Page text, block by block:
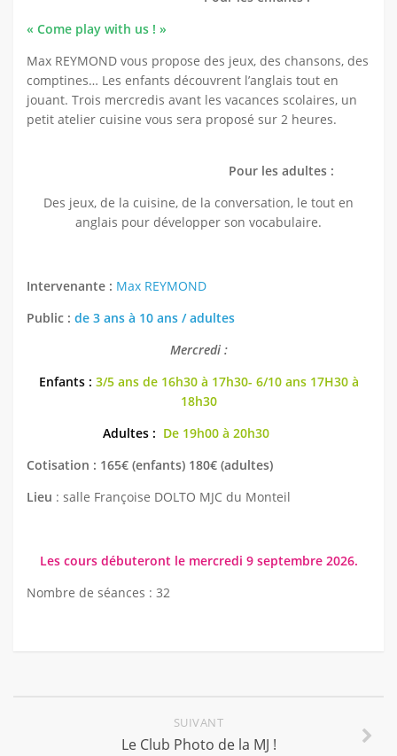
DANSE
MANUELLES
MUSICALES
SPORTIVES
Jeunesse
Notre Fonctionnement
Contact
« Come play with us ! »
Max REYMOND vous propose des jeux, des chansons, des
comptines… Les enfants découvrent l’anglais tout en
jouant. Trois mercredis avant les vacances scolaires, un
petit atelier cuisine vous sera proposé sur 2 heures.
Pour les adultes :
Des jeux, de la cuisine, de la conversation, le tout en
anglais pour développer son vocabulaire.
Intervenante : Max REYMOND
Public : de 3 ans à 10 ans / adultes
Mercredi :
Enfants : 3/5 ans de 16h30 à 17h30- 6/10 ans 17H30 à
18h30
Adultes : De 19h00 à 20h30
Cotisation : 165€ (enfants) 180€ (adultes)
Lieu : salle Françoise DOLTO MJC du Monteil
Les cours débuteront le mercredi 9 septembre 2026.
Nombre de séances : 32
SUIVANT
Le Club Photo de la MJ !